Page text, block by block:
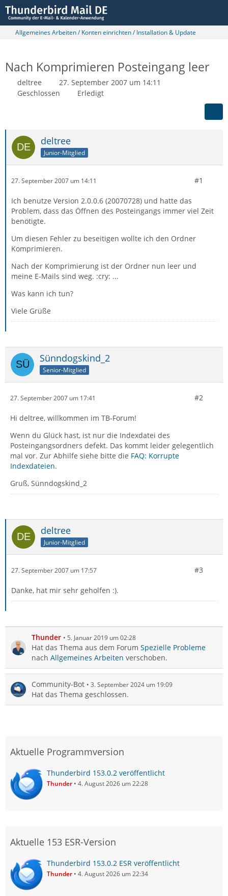
Allgemeines Arbeiten / Konten einrichten / Installation & Update
Nach Komprimieren Posteingang leer
deltree
27. September 2007 um 14:11
Geschlossen
Erledigt
deltree
Junior-Mitglied
27. September 2007 um 14:11 #1
Ich benutze Version 2.0.0.6 (20070728) und hatte das
Problem, dass das Öffnen des Posteingangs immer viel Zeit
benötigte.
Um diesen Fehler zu beseitigen wollte ich den Ordner
Komprimieren.
Nach der Komprimierung ist der Ordner nun leer und
meine E-Mails sind weg. :cry: ...
Was kann ich tun?
Viele Grüße
Sünndogskind_2
Senior-Mitglied
27. September 2007 um 17:41 #2
Hi deltree, willkommen im TB-Forum!
Wenn du Glück hast, ist nur die Indexdatei des
Posteingangsordners defekt. Das kommt leider gelegentlich
mal vor. Zur Abhilfe siehe bitte die FAQ: Korrupte
Indexdateien.
Gruß, Sünndogskind_2
deltree
Junior-Mitglied
27. September 2007 um 17:57 #3
Danke, hat mir sehr geholfen :).
Thunder 5. Januar 2019 um 02:28
Hat das Thema aus dem Forum Spezielle Probleme
nach Allgemeines Arbeiten verschoben.
Community-Bot 3. September 2024 um 19:09
Hat das Thema geschlossen.
Aktuelle Programmversion
Thunderbird 153.0.2 veröffentlicht
Thunder 4. August 2026 um 22:28
Aktuelle 153 ESR-Version
Thunderbird 153.0.2 ESR veröffentlicht
Thunder 4. August 2026 um 22:34